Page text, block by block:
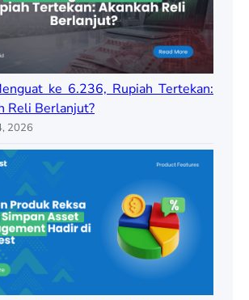
ke 6.236, Rupiah Tertekan:
Reli Berlanjut?
2026